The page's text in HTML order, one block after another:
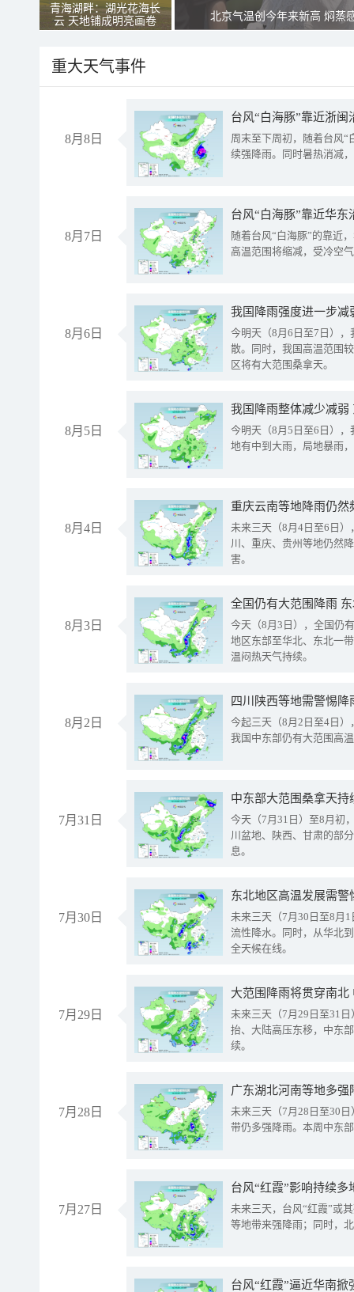
青海湖畔：湖光花海长
云 天地铺成明亮画卷
北京气温创今年来新高 焖蒸
重大天气事件
8月8日
台风“白海豚”靠近浙
周末至下周初，随着台风“
续强降雨。同时暑热消减
8月7日
台风“白海豚”靠近华
随着台风“白海豚”的靠近
高温范围将缩减，受冷空
8月6日
今明天（8月6日至7日）
散。同时，我国高温范围
区将有大范围桑拿天。
8月5日
我国降雨整体减少减弱
今明天（8月5日至6日）
地有中到大雨，局地暴雨
8月4日
重庆云南等地降雨仍然
未来三天（8月4日至6日
川、重庆、贵州等地仍然
害。
8月3日
全国仍有大范围降雨
今天（8月3日），全国仍
地区东部至华北、东北一
温闷热天气持续。
8月2日
今起三天（8月2日至4日
我国中东部仍有大范围高
7月31日
中东部大范围桑拿天
今天（7月31日）至8月初
川盆地、陕西、甘肃的部
息。
7月30日
东北地区高温发展需
未来三天（7月30日至8月
流性降水。同时，从华北
全天候在线。
7月29日
大范围降雨将贯穿南
未来三天（7月29日至31
抬、大陆高压东移，中东
续。
7月28日
广东湖北河南等地多
未来三天（7月28日至30
带仍多强降雨。本周中东
7月27日
台风“红霞”影响持续
未来三天，台风“红霞”或
等地带来强降雨；同时，
台风“红霞”逼近华南